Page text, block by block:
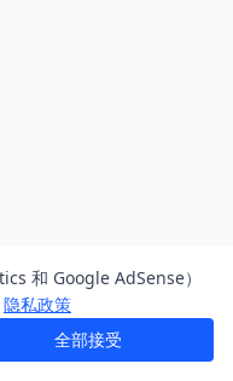
和 Google AdSense）
隐私政策
全部接受